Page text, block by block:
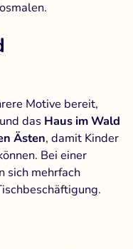
Motive bereit,
und das Haus im Wald
Ästen, damit Kinder
Bei einer
sich mehrfach